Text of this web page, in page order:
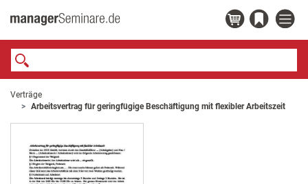
Verträge
Arbeitsvertrag für geringfügige Beschäftigung mit flexibler Arbeitszeit